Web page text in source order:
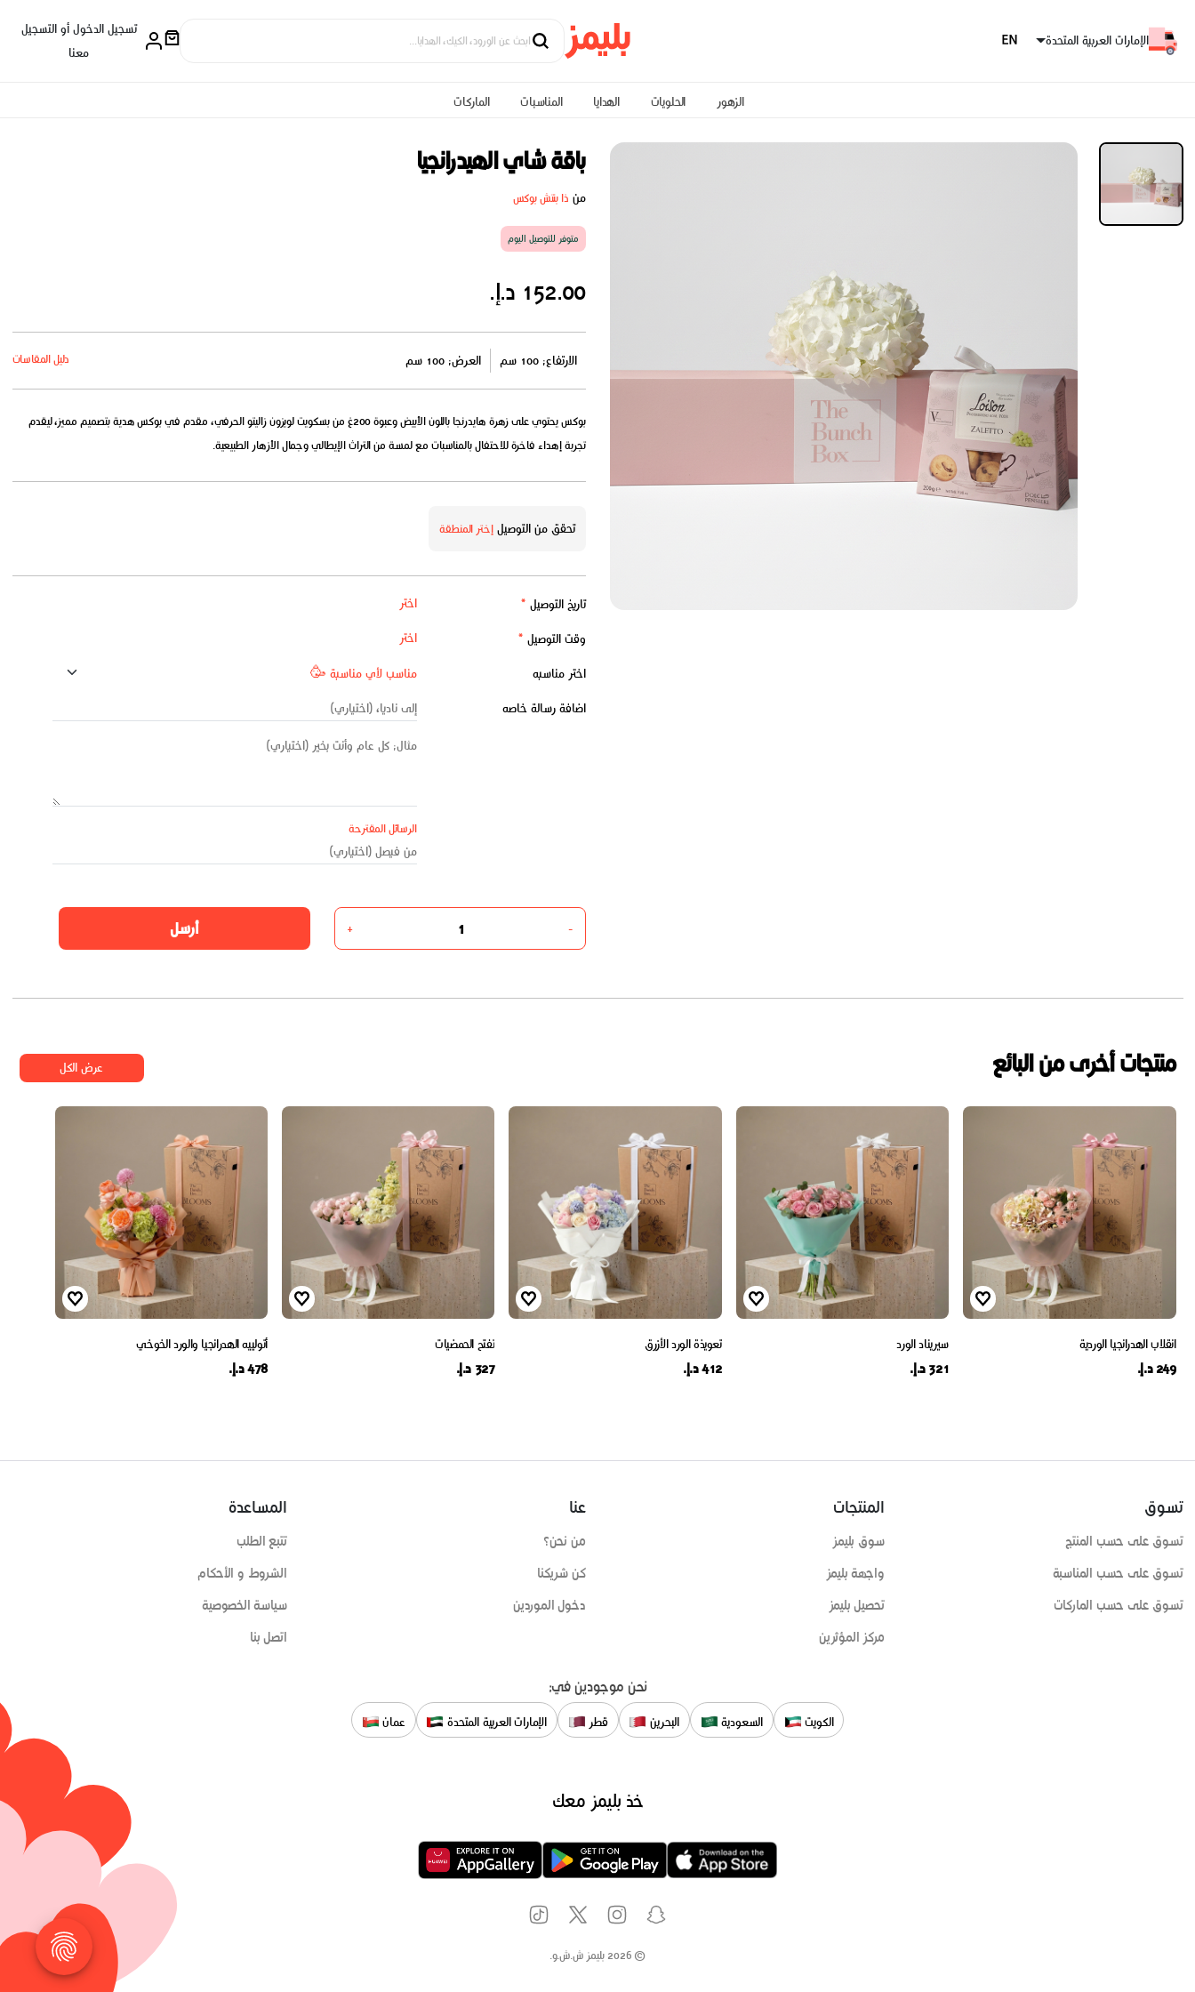
الإمارات العربية المتحدة
تسجيل الدخول أو التسجيل
معنا
الزهور الحلويات الهدايا المناسبات الماركات
باقة شاي الهيدرانجيا
من ذا بنتش بوكس
متوفر للتوصيل اليوم
152.00 د.إ.
الارتفاع: 100 سم العرض: 100 سم دليل المقاسات
بوكس يحتوي على زهرة هايدرنجا باللون الأبيض وعبوة 200غ من بسكويت لويزون زاليتو الحرفي، مقدم في بوكس هدية بتصميم مميز، ليقدم
تجربة إهداء فاخرة للاحتفال بالمناسبات مع لمسة من التراث الإيطالي وجمال الأزهار الطبيعية.
تحقق من التوصيلإختر المنطقة
تاريخ التوصيل *
وقت التوصيل *
اختر مناسبه
اضافة رسالة خاصه
الرسائل المقترحة
-
+ أرسل
منتجات أخرى من البائع عرض الكل
انقلاب الهدرانجيا الوردية
249 د.إ.
سيريناد الورد
321 د.إ.
تعويذة الورد الأزرق
412 د.إ.
تفتح الحمضيات
327 د.إ.
أتولييه الهدرانجيا والورد الخوخي
478 د.إ.
تسوق
تسوق على حسب المنتج
تسوق على حسب المناسبة
تسوق على حسب الماركات
المنتجات
سوق بليمز
واجهة بليمز
تحصيل بليمز
مركز المؤثرين
عنا
من نحن؟
كن شريكنا
دخول الموردين
المساعدة
تتبع الطلب
الشروط و الأحكام
سياسة الخصوصية
اتصل بنا
نحن موجودين في:
الكويت السعودية البحرين قطر الإمارات العربية المتحدة عمان
خذ بليمز معك
©
2026 بليمز ش.ش.و.